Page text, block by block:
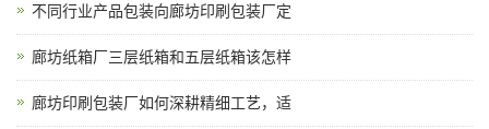
不同行业产品包装向廊坊印刷包装厂定
廊坊纸箱厂三层纸箱和五层纸箱该怎样
廊坊印刷包装厂如何深耕精细工艺，适